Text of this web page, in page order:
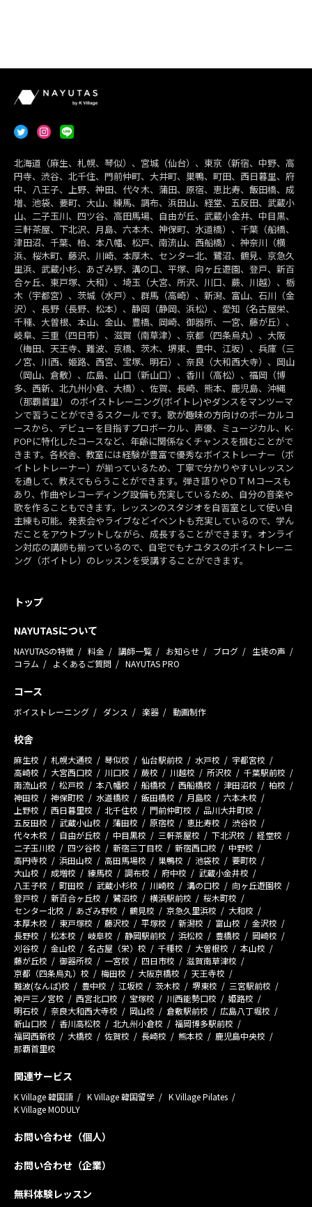
北海道（麻生、札幌、琴似）、宮城（仙台）、東京（新宿、中野、高
円寺、渋谷、北千住、門前仲町、大井町、巣鴨、町田、西日暮里、府
中、八王子、上野、神田、代々木、蒲田、原宿、恵比寿、飯田橋、成
増、池袋、要町、大山、練馬、調布、浜田山、経堂、五反田、武蔵小
山、二子玉川、四ツ谷、高田馬場、自由が丘、武蔵小金井、中目黒、
三軒茶屋、下北沢、月島、六本木、神保町、水道橋）、千葉（船橋、
津田沼、千葉、柏、本八幡、松戸、南流山、西船橋）、神奈川（横
浜、桜木町、藤沢、川崎、本厚木、センター北、鷺沼、鶴見、京急久
里浜、武蔵小杉、あざみ野、溝の口、平塚、向ヶ丘遊園、登戸、新百
合ヶ丘、東戸塚、大和）、埼玉（大宮、所沢、川口、蕨、川越）、栃
木（宇都宮）、茨城（水戸）、群馬（高崎）、新潟、富山、石川（金
沢）、長野（長野、松本）、静岡（静岡、浜松）、愛知（名古屋栄、
千種、大曽根、本山、金山、豊橋、岡崎、御器所、一宮、藤が丘）、
岐阜、三重（四日市）、滋賀（南草津）、京都（四条烏丸）、大阪
（梅田、天王寺、難波、京橋、茨木、堺東、豊中、江坂）、兵庫（三
ノ宮、川西、姫路、西宮、宝塚、明石）、奈良（大和西大寺）、岡山
（岡山、倉敷）、広島、山口（新山口）、香川（高松）、福岡（博
多、西新、北九州小倉、大橋）、佐賀、長崎、熊本、鹿児島、沖縄
（那覇首里） のボイストレーニング(ボイトレ)やダンスをマンツーマ
ンで習うことができるスクールです。歌が趣味の方向けのボーカルコ
ースから、デビューを目指すプロボーカル、声優、ミュージカル、K-
POPに特化したコースなど、年齢に関係なくチャンスを掴むことがで
きます。各校舎、教室には経験が豊富で優秀なボイストレーナー（ボ
イトレトレーナー）が揃っているため、丁寧で分かりやすいレッスン
を通して、教えてもらうことができます。弾き語りやＤＴＭコースも
あり、作曲やレコーディング設備も充実しているため、自分の音楽や
歌を作ることもできます。レッスンのスタジオを自習室として使い自
主練も可能。発表会やライブなどイベントも充実しているので、学ん
だことをアウトプットしながら、成長することができます。オンライ
ン対応の講師も揃っているので、自宅でもナユタスのボイストレーニ
ング（ボイトレ）のレッスンを受講することができます。
トップ
NAYUTASについて
NAYUTASの特徴 料金 講師一覧 お知らせ ブログ
生徒の声
コラム
よくあるご質問 NAYUTAS PRO
コース
ボイストレーニング ダンス 楽器 動画制作
校舎
麻生校 札幌大通校 琴似校 仙台駅前校 水戸校
宇都宮校
高崎校
大宮西口校 川口校 蕨校 川越校 所沢校
千葉駅前校
南流山校
松戸校 本八幡校 船橋校 西船橋校 津田沼校
柏校
神田校
神保町校 水道橋校 飯田橋校 月島校
六本木校
上野校
西日暮里校 北千住校 門前仲町校
品川大井町校
五反田校
武蔵小山校 蒲田校 原宿校 恵比寿校
渋谷校
代々木校
自由が丘校 中目黒校 三軒茶屋校 下北沢校
経堂校
二子玉川校
四ツ谷校 新宿三丁目校 新宿西口校
中野校
高円寺校
浜田山校 高田馬場校 巣鴨校 池袋校
要町校
大山校
成増校 練馬校 調布校 府中校
武蔵小金井校
八王子校
町田校 武蔵小杉校 川崎校 溝の口校
向ヶ丘遊園校
登戸校
新百合ヶ丘校 鷺沼校 横浜駅前校
桜木町校
センター北校
あざみ野校 鶴見校 京急久里浜校
大和校
本厚木校
東戸塚校 藤沢校 平塚校 新潟校 富山校
金沢校
長野校
松本校 岐阜校 静岡駅前校 浜松校 豊橋校
岡崎校
刈谷校
金山校 名古屋（栄）校 千種校 大曽根校
本山校
藤が丘校
御器所校 一宮校 四日市校
滋賀南草津校
京都（四条烏丸）校
梅田校 大阪京橋校
天王寺校
難波(なんば)校
豊中校 江坂校 茨木校 堺東校
三宮駅前校
神戸三ノ宮校
西宮北口校 宝塚校 川西能勢口校
姫路校
明石校
奈良大和西大寺校 岡山校 倉敷駅前校
広島八丁堀校
新山口校
香川高松校 北九州小倉校
福岡博多駅前校
福岡西新校
大橋校 佐賀校 長崎校 熊本校
鹿児島中央校
那覇首里校
関連サービス
K Village 韓国語 K Village 韓国留学
K Village Pilates
K Village MODULY
お問い合わせ（個人）
お問い合わせ（企業）
無料体験レッスン